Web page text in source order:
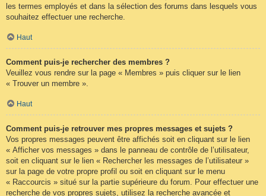
les termes employés et dans la sélection des forums dans lesquels vous
souhaitez effectuer une recherche.
Haut
Comment puis-je rechercher des membres ?
Veuillez vous rendre sur la page « Membres » puis cliquer sur le lien
« Trouver un membre ».
Haut
Comment puis-je retrouver mes propres messages et sujets ?
Vos propres messages peuvent être affichés soit en cliquant sur le lien
« Afficher vos messages » dans le panneau de contrôle de l’utilisateur,
soit en cliquant sur le lien « Rechercher les messages de l’utilisateur »
sur la page de votre propre profil ou soit en cliquant sur le menu
« Raccourcis » situé sur la partie supérieure du forum. Pour effectuer une
recherche de vos propres sujets, utilisez la recherche avancée et